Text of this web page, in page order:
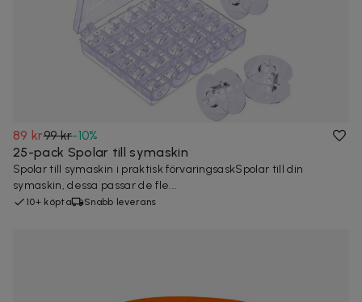
89 kr99 kr-10%
25-pack Spolar till symaskin
Spolar till symaskin i praktisk förvaringsaskSpolar till din
symaskin, dessa passar de fle...
10+ köpta Snabb leverans